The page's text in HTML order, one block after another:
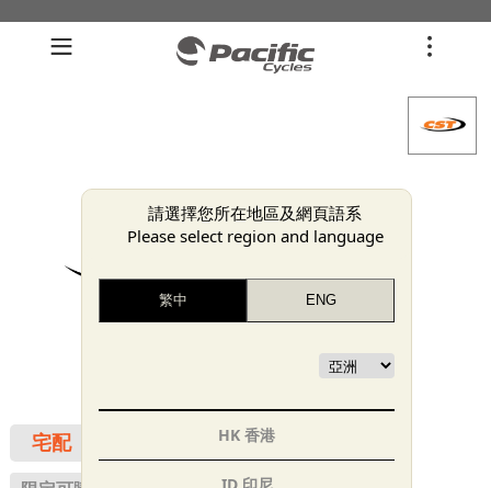
請選擇您所在地區及網頁語系
Please select region and language
HK 香港
宅配